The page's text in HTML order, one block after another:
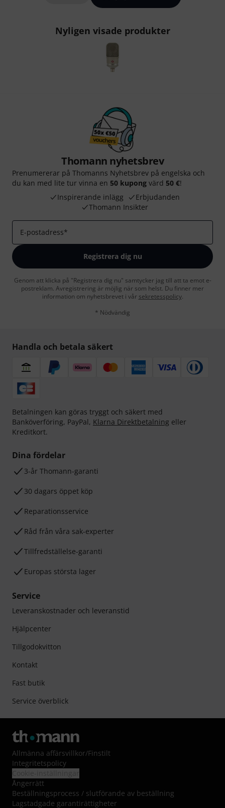
Nyligen visade produkter
Thomann nyhetsbrev
Prenumererar på Thomanns Nyhetsbrev på engelska och
du kan med lite tur vinna en 50 kupong värd 50 €!
Inspirerande inlägg
Erbjudanden
Thomann Insikter
E-postadress*
Registrera dig nu
Genom att klicka på "Registrera dig nu" samtycker jag till att ta emot e-
postreklam. Avregistrering är möjlig när som helst. Du finner mer
information om nyhetsbrevet i vår sekretesspolicy.
* Nödvändig
Handla och betala säkert
Betalningen kan göras tryggt och säkert med
Banköverföring, PayPal, Klarna Direktbetalning eller
Kreditkort.
Dina fördelar
3-år Thomann-garanti
30 dagars öppet köp
Reparationsservice
Råd från våra sak-experter
Tillfredställelse-garanti
Europas största lager
Service
Leveranskostnader och leveranstid
Hjälpcenter
Tillgodokvitton
Kontakt
Fast butik
Service överblick
Allmänna affärsvillkor/Finstilt
Integritetspolicy
Ångerrätt
Beställningsprocess / slutförande av beställning
Lagstadgade garantirättigheter